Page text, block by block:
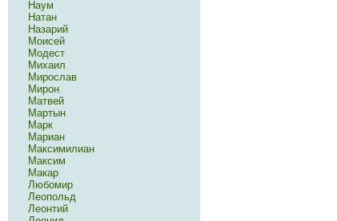
Наум
Натан
Назарий
Моисей
Модест
Михаил
Мирослав
Мирон
Матвей
Мартын
Марк
Мариан
Максимилиан
Максим
Макар
Любомир
Леопольд
Леонтий